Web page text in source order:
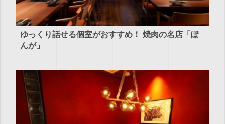
ゆっくり話せる個室がおすすめ！ 焼肉の名店「ぽ
んが」